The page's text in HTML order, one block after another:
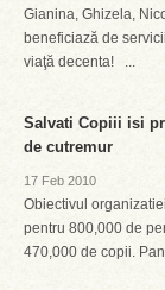
Gianina, Ghizela,
beneficiază de
viaţă decenta! ...
Salvati Copiii isi
de cutremur
17 Feb 2010
Obiectivul
pentru 800,000 de
470,000 de copii.